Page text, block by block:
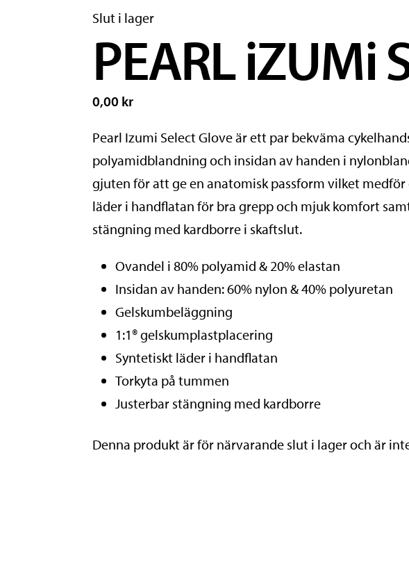
Slut i lager
PEARL iZUMi
0,00 kr
Pearl Izumi Select Glove är ett par bekväma
polyamidblandning och insidan av handen i
gjuten för att ge en anatomisk passform vilket
läder i handflatan för bra grepp och mjuk komfort
stängning med kardborre i skaftslut.
Ovandel i 80% polyamid & 20% elastan
Insidan av handen: 60% nylon & 40% polyuretan
Gelskumbeläggning
1:1® gelskumplastplacering
Syntetiskt läder i handflatan
Torkyta på tummen
Justerbar stängning med kardborre
Denna produkt är för närvarande slut i lager och är